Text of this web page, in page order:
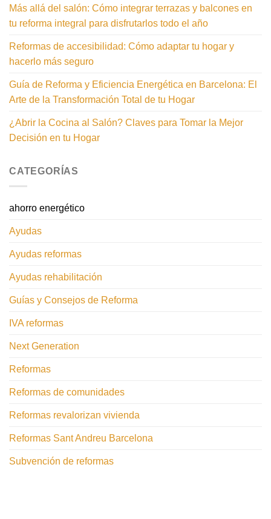
Más allá del salón: Cómo integrar terrazas y balcones en
tu reforma integral para disfrutarlos todo el año
Reformas de accesibilidad: Cómo adaptar tu hogar y
hacerlo más seguro
Guía de Reforma y Eficiencia Energética en Barcelona: El
Arte de la Transformación Total de tu Hogar
¿Abrir la Cocina al Salón? Claves para Tomar la Mejor
Decisión en tu Hogar
CATEGORÍAS
ahorro energético
Ayudas
Ayudas reformas
Ayudas rehabilitación
Guías y Consejos de Reforma
IVA reformas
Next Generation
Reformas
Reformas de comunidades
Reformas revalorizan vivienda
Reformas Sant Andreu Barcelona
Subvención de reformas